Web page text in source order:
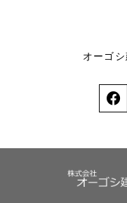
オーゴ